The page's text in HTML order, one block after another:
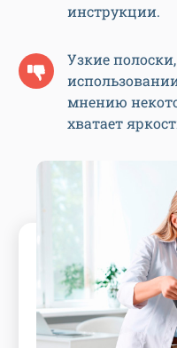
инструкции.
Узкие
мнению
хватает